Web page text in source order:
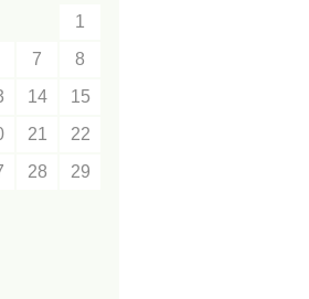
1
7
8
14
15
21
22
28
29